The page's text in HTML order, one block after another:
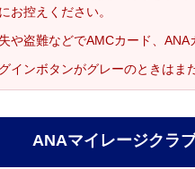
お控えください。
や盗難などでAMCカード、ANA
インボタンがグレーのときはま
ANAマイレージクラ